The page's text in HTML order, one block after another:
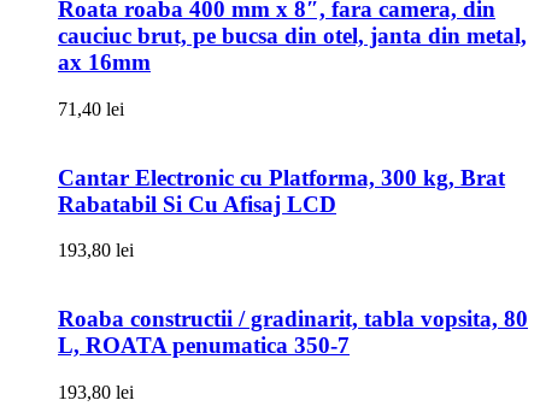
Roata roaba 400 mm x 8″, fara camera, din
cauciuc brut, pe bucsa din otel, janta din metal,
ax 16mm
71,40 lei
Cantar Electronic cu Platforma, 300 kg, Brat
Rabatabil Si Cu Afisaj LCD
193,80 lei
Roaba constructii / gradinarit, tabla vopsita, 80
L, ROATA penumatica 350-7
193,80 lei